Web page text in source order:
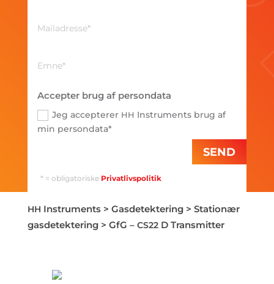
Accepter brug af persondata
Jeg accepterer HH Instruments brug af
min persondata*
SEND
* = obligatoriske Privatlivspolitik
HH Instruments> Gasdetektering> Stationær
gasdetektering> GfG – CS22D Transmitter